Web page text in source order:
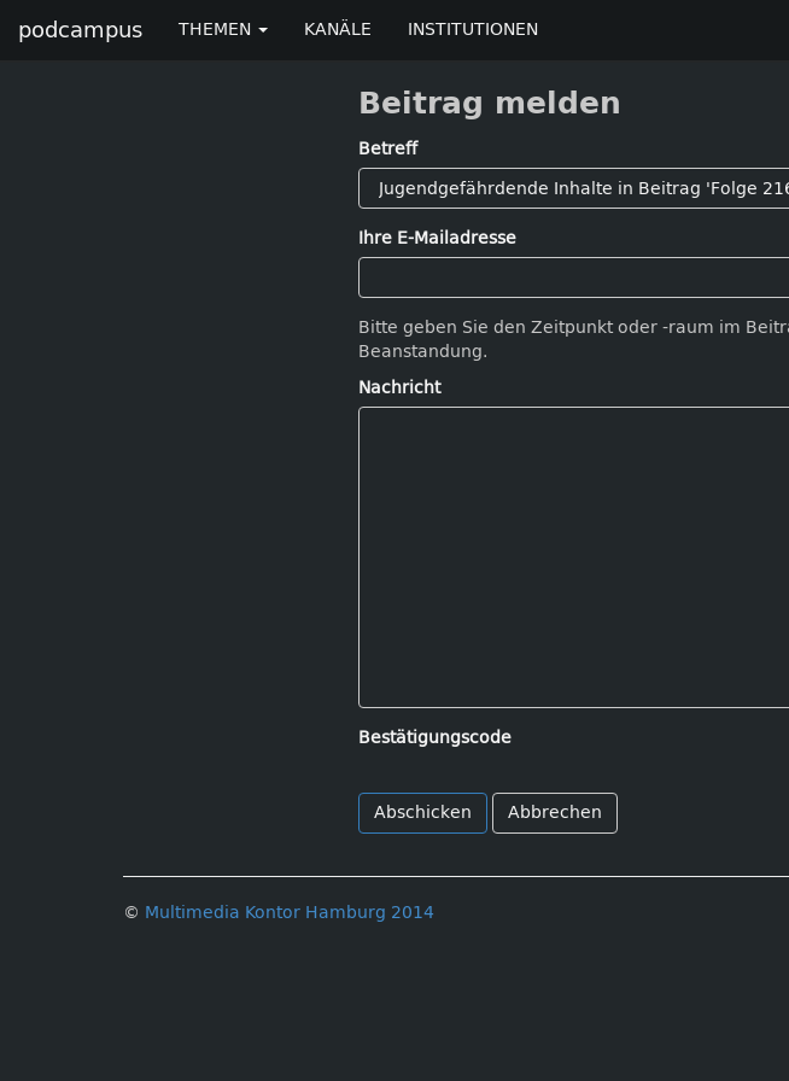
podcampus THEMEN KANÄLE INSTITUTIONEN
Beitrag melden
Betreff
Ihre E-Mailadresse
Bitte geben Sie den Zeitpunkt oder -raum im
Beanstandung.
Nachricht
Bestätigungscode
Abbrechen
© Multimedia Kontor Hamburg 2014